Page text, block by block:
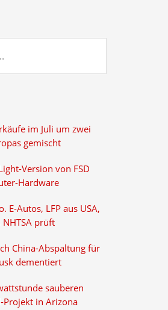
im Juli um zwei
gemischt
Version von FSD
Hardware
E-Autos, LFP aus USA,
NHTSA prüft
China-Abspaltung für
dementiert
sauberen
Projekt in Arizona